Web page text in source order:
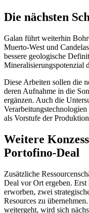
Die nächsten
Galan führt weiterhin
Muerto-West und
bessere geologische
Mineralisierungspotenzial
Diese Arbeiten sollen die
deren Aufnahme in die
ergänzen. Auch die
als Vorstufe der
Weitere
Portofino-Deal
Zusätzliche
Deal vor Ort ergeben.
erworben, zwei
Resources zu
weitergeht, wird sich